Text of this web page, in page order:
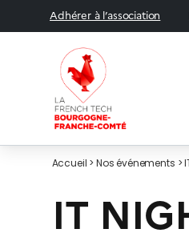
Adhérer à l’association
Accueil > Nos événements >
IT